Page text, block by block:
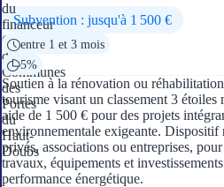
Subvention : jusqu'à 1 500 €
entre 1 et 3 mois
5%
Soutien à la rénovation ou
tourisme visant un classement 3 étoiles
aide de 1 500 € pour des projets
environnementale exigeante. Dispositif
privés, associations ou entreprises,
travaux, équipements et
performance énergétique.